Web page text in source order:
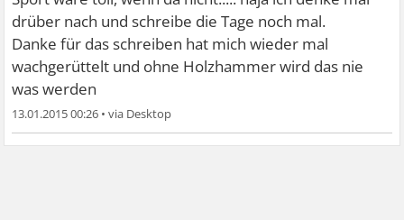
drüber nach und schreibe die Tage noch mal.
Danke für das schreiben hat mich wieder mal
wachgerüttelt und ohne Holzhammer wird das nie
was werden
13.01.2015 00:26 •